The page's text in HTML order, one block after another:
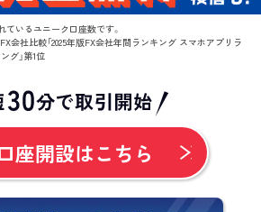
ているユニーク口座数です。
会社比較「2025年版FX会社年間ランキング スマホアプリラ
グ」第1位
座開設はこちら